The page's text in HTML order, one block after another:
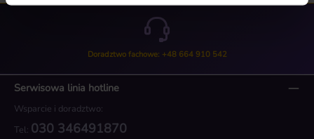
Doradztwo fachowe: +48 664 910 542
Serwisowa linia hotline
Wsparcie i doradztwo:
Tel: 030 346491870